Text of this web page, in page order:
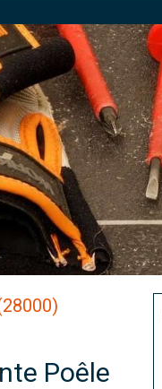
Poêle